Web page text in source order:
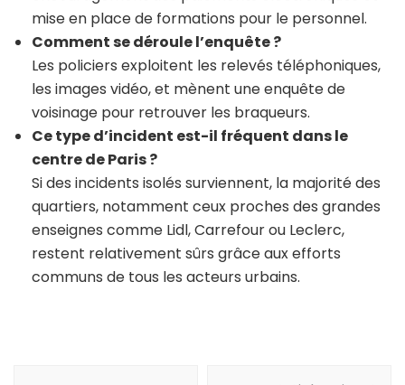
mise en place de formations pour le personnel.
Comment se déroule l’enquête ?
Les policiers exploitent les relevés téléphoniques,
les images vidéo, et mènent une enquête de
voisinage pour retrouver les braqueurs.
Ce type d’incident est-il fréquent dans le
centre de Paris ?
Si des incidents isolés surviennent, la majorité des
quartiers, notamment ceux proches des grandes
enseignes comme Lidl, Carrefour ou Leclerc,
restent relativement sûrs grâce aux efforts
communs de tous les acteurs urbains.